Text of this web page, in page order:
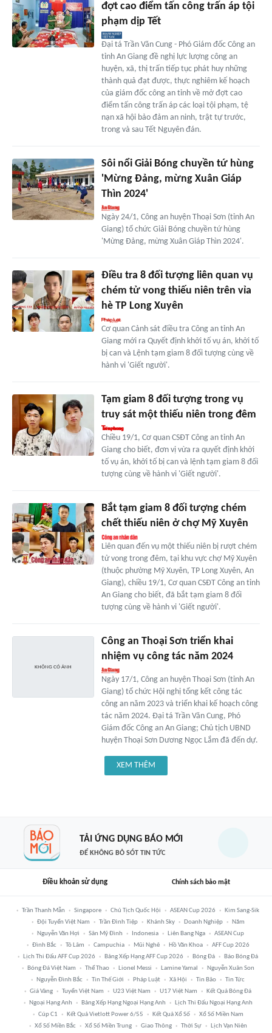
đợt cao điểm tấn công trấn áp tội
phạm dịp Tết
Đại tá Trần Văn Cung - Phó Giám đốc Công an
tỉnh An Giang đề nghị lực lượng công an
huyện, xã, thị trấn tiếp tục phát huy những
thành quả đạt được, thực nghiêm kế hoạch
của giám đốc công an tỉnh về mở đợt cao
điểm tấn công trấn áp các loại tội phạm, tệ
nạn xã hội bảo đảm an ninh, trật tự trước,
trong và sau Tết Nguyên đán.
Sôi nổi Giải Bóng chuyền tứ hùng
'Mừng Đảng, mừng Xuân Giáp
Thìn 2024'
Ngày 24/1, Công an huyện Thoại Sơn (tỉnh An
Giang) tổ chức Giải Bóng chuyền tứ hùng
'Mừng Đảng, mừng Xuân Giáp Thìn 2024'.
Điều tra 8 đối tượng liên quan vụ
chém tử vong thiếu niên trên vỉa
hè TP Long Xuyên
Cơ quan Cảnh sát điều tra Công an tỉnh An
Giang mới ra Quyết định khởi tố vụ án, khởi tố
bị can và Lệnh tạm giam 8 đối tượng cùng về
hành vi 'Giết người'.
Tạm giam 8 đối tượng trong vụ
truy sát một thiếu niên trong đêm
Chiều 19/1, Cơ quan CSĐT Công an tỉnh An
Giang cho biết, đơn vị vừa ra quyết định khởi
tố vụ án, khởi tố bị can và lệnh tạm giam 8 đối
tượng cùng về hành vi 'Giết người'.
Bắt tạm giam 8 đối tượng chém
chết thiếu niên ở chợ Mỹ Xuyên
Liên quan đến vụ một thiếu niên bị rượt chém
tử vong trong đêm, tại khu vực chợ Mỹ Xuyên
(thuộc phường Mỹ Xuyên, TP Long Xuyên, An
Giang), chiều 19/1, Cơ quan CSĐT Công an tỉnh
An Giang cho biết, đã bắt tạm giam 8 đối
tượng cùng về hành vi 'Giết người'.
Công an Thoại Sơn triển khai
nhiệm vụ công tác năm 2024
Ngày 17/1, Công an huyện Thoại Sơn (tỉnh An
Giang) tổ chức Hội nghị tổng kết công tác
công an năm 2023 và triển khai kế hoạch công
tác năm 2024. Đại tá Trần Văn Cung, Phó
Giám đốc Công an An Giang; Chủ tịch UBND
huyện Thoại Sơn Dương Ngọc Lắm đã đến dự.
XEM THÊM
TẢI ỨNG DỤNG BÁO MỚI
ĐỂ KHÔNG BỎ SÓT TIN TỨC
Điều khoản sử dụng Chính sách bảo mật
Trần Thanh Mẫn Singapore Chủ Tịch Quốc Hội ASEAN Cup 2026
Kim Sang-Sik
Đội Tuyển Việt Nam
Trần Đình Tiệp Khánh Sky Doanh Nghiệp
Năm
Nguyễn Văn Hợi
Sân Mỹ Đình Indonesia Liên Bang Nga
ASEAN Cup
Đình Bắc
Tô Lâm Campuchia Mũi Nghê Hồ Văn Khoa
AFF Cup 2026
Lịch Thi Đấu AFF Cup 2026
Bảng Xếp Hạng AFF Cup 2026 Bóng Đá
Báo Bóng Đá
Bóng Đá Việt Nam
Thể Thao Lionel Messi Lamine Yamal
Nguyễn Xuân Son
Nguyễn Đình Bắc
Tin Thế Giới Pháp Luật Xã Hội Tin Bão
Tin Tức
Giá Vàng
Tuyển Việt Nam U23 Việt Nam U17 Việt Nam
Kết Quả Bóng Đá
Ngoại Hạng Anh
Bảng Xếp Hạng Ngoại Hạng Anh
Lịch Thi Đấu Ngoại Hạng Anh
Cúp C1
Kết Quả Vietlott Power 6/55 Kết Quả Xổ Số
Xổ Số Miền Nam
Xổ Số Miền Bắc
Xổ Số Miền Trung Giao Thông Thời Sự Lịch Vạn Niên